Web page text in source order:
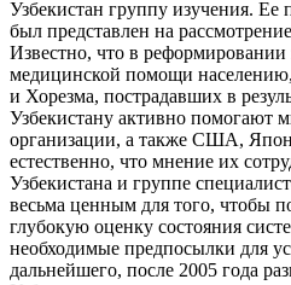
Узбекистан группу изучения. Ее
был представлен на
Известно, что в реформировании
медицинской помощи
и Хорезма, пострадавших в
Узбекистану активно помогают
организации, а также США,
естественно, что мнение их
Узбекистана и группе
весьма ценным для того, чтобы
глубокую оценку состояния
необходимые предпосылки для
дальнейшего, после 2005 года